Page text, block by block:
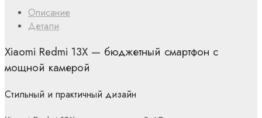
Описание
Детали
Xiaomi Redmi 13X — бюджетный смартфон с
мощной камерой
Стильный и практичный дизайн